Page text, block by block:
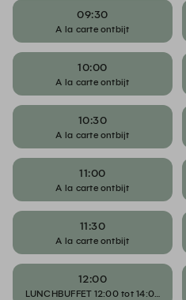
09:30
A la carte ontbijt
10:00
A la carte ontbijt
10:30
A la carte ontbijt
11:00
A la carte ontbijt
11:30
A la carte ontbijt
12:00
LUNCHBUFFET 12:00 tot 14:00 uur